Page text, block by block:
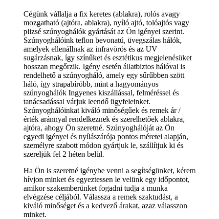
Cégünk vállalja a fix keretes (ablakra), rolós avagy
mozgatható (ajtóra, ablakra), nyíló ajtó, tolóajtós vagy
plizsé szúnyoghálók gyártását az Ön igényei szerint.
Szúnyoghálóink teflon bevonatú, üvegszálas hálók,
amelyek ellenállnak az infravörös és az UV
sugárzásnak, így színűket és esztétikus megjelenésüket
hosszan megőrzik. Igény esetén állatbiztos hálóval is
rendelhető a szúnyogháló, amely egy sűrűbben szött
háló, így strapabíróbb, mint a hagyományos
szúnyoghálók Ingyenes kiszállással, felméréssel és
tanácsadással várjuk leendő ügyfeleinket.
Szúnyoghálóinkat kiváló minőségűek és remek ár /
érték aránnyal rendelkeznek és szerelhetőek ablakra,
ajtóra, ahogy Ön szeretné. Szúnyoghálóját az Ön
egyedi igényei és nyílászárója pontos méretei alapján,
személyre szabott módon gyártjuk le, szállítjuk ki és
szereljük fel 2 héten belül.
Ha Ön is szeretné igénybe venni a segítségünket, kérem
hívjon minket és egyeztessen le velünk egy időpontot,
amikor szakemberünket fogadni tudja a munka
elvégzése céljából. Válassza a remek szaktudást, a
kiváló minőséget és a kedvező árakat, azaz válasszon
minket.